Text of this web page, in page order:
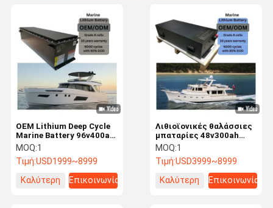
Λιθιοϊονικές θαλάσσιες
μπαταρίες 48v300ah
15kwh βαθύ κύκλο
θαλάσσιες μπαταρίες
Lifepo4
MOQ:1
Τιμή:USD3999~8999
Καλύτερη
Επικοινωνία
OEM Lithium Deep Cycle
Marine Battery 96v400ah
Υψηλή πυκνότητα
ενέργειας
MOQ:1
Τιμή:USD1999~8999
Καλύτερη
Επικοινωνία